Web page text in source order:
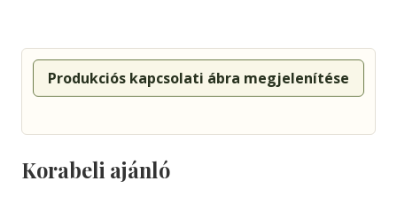
Produkciós kapcsolati ábra megjelenítése
Korabeli ajánló